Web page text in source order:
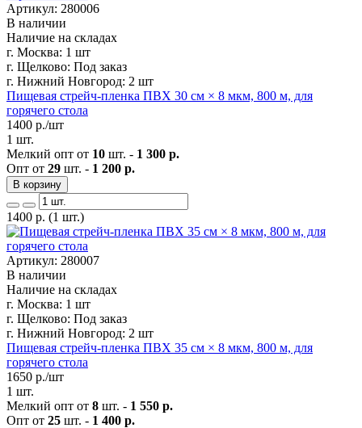
Артикул: 280006
В наличии
Наличие на складах
г. Москва: 1 шт
г. Щелково: Под заказ
г. Нижний Новгород: 2 шт
Пищевая стрейч-пленка ПВХ 30 см × 8 мкм, 800 м, для
горячего стола
1400 р./шт
1 шт.
Мелкий опт от 10 шт. - 1 300 р.
Опт от 29 шт. - 1 200 р.
В корзину
1400 р. (1 шт.)
Артикул: 280007
В наличии
Наличие на складах
г. Москва: 1 шт
г. Щелково: Под заказ
г. Нижний Новгород: 2 шт
Пищевая стрейч-пленка ПВХ 35 см × 8 мкм, 800 м, для
горячего стола
1650 р./шт
1 шт.
Мелкий опт от 8 шт. - 1 550 р.
Опт от 25 шт. - 1 400 р.